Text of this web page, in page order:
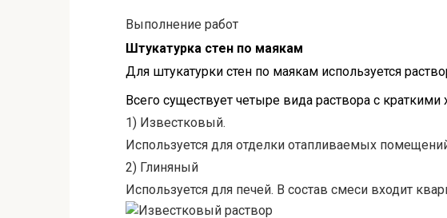
Выполнение работ
Штукатурка стен по маякам
Для штукатурки стен по маякам используется
Всего существует четыре вида раствора с краткими
1) Известковый.
Используется для отделки отапливаемых
2) Глиняный
Используется для печей. В состав смеси входит